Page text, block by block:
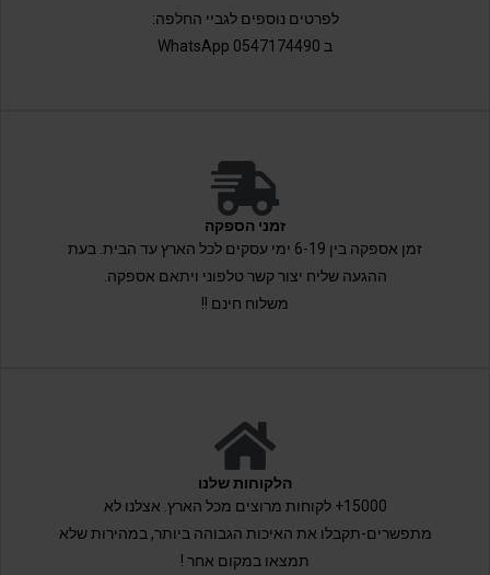
לפרטים נוספים לגביי החלפה:
ב 0547174490 WhatsApp
זמני הספקה
זמן אספקה בין 6-19 ימי עסקים לכל הארץ עד הבית. בעת
ההגעה שליח יצור קשר טלפוני ויתאם אספקה.
משלוח חינם !!
הלקוחות שלנו
15000+ לקוחות מרוצים מכל הארץ. אצלנו לא
מתפשרים-תקבלו את האיכות הגבוהה ביותר, במהירות שלא
תמצאו במקום אחר !